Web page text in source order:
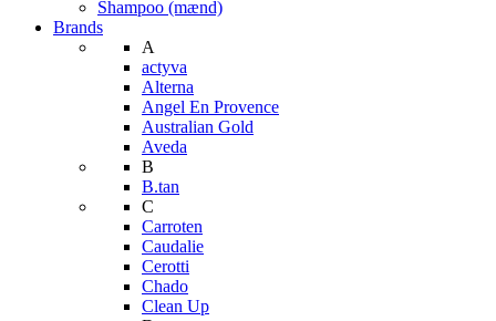
Shampoo (mænd)
Brands
A
actyva
Alterna
Angel En Provence
Australian Gold
Aveda
B
B.tan
C
Carroten
Caudalie
Cerotti
Chado
Clean Up